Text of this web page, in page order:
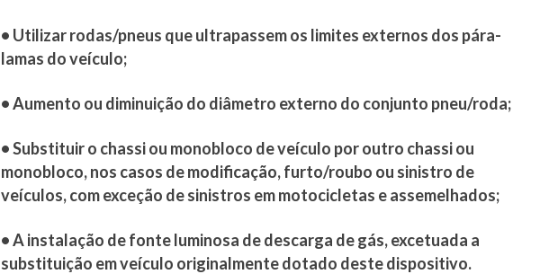
• Utilizar rodas/pneus que ultrapassem os limites externos dos pára-
lamas do veículo;
• Aumento ou diminuição do diâmetro externo do conjunto pneu/roda;
• Substituir o chassi ou monobloco de veículo por outro chassi ou
monobloco, nos casos de modificação, furto/roubo ou sinistro de
veículos, com exceção de sinistros em motocicletas e assemelhados;
• A instalação de fonte luminosa de descarga de gás, excetuada a
substituição em veículo originalmente dotado deste dispositivo.